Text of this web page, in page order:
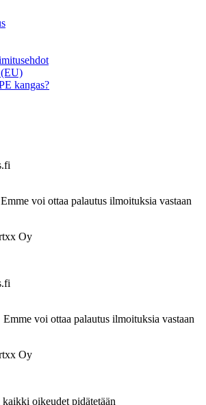
(EU)
kangas?
voi ottaa palautus ilmoituksia vastaan
Oy
voi ottaa palautus ilmoituksia vastaan
Oy
oikeudet pidätetään